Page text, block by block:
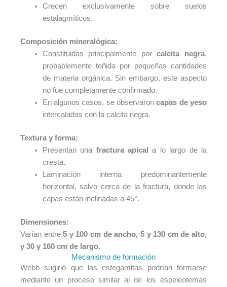
Crecen exclusivamente sobre suelos
estalagmíticos.
Composición mineralógica:
Constituidas principalmente porcalcita negra,
probablemente teñida por pequeñas cantidades
de materia orgánica. Sin embargo, este aspecto
no fue completamente confirmado.
En algunos casos, se observaroncapas de yeso
intercaladas con la calcita negra.
Textura y forma:
Presentan una fractura apical
a lo largo de la
cresta.
Laminación interna predominantemente
horizontal, salvo cerca de la fractura, donde las
capas están inclinadas a 45°.
Dimensiones:
Varían entre5 y 100 cm de ancho, 5 y 130 cm de alto,
y 30 y 160 cm de largo.
Mecanismo de formación
Webb sugirió que las estegamitas podrían formarse
mediante un proceso similar al de los espeleotemas